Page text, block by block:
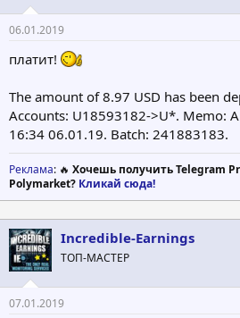
06.01.2019
платит!
The amount of 8.97 USD has been
Accounts: U18593182->U*. Memo:
16:34 06.01.19. Batch: 241883183.
Реклама: 🔥 Хочешь получить Telegram
Polymarket? Кликай сюда!
Incredible-Earnings
ТОП-МАСТЕР
07.01.2019